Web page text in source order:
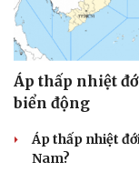
Áp thấp nhiệt
biển động
Áp thấp nhiệt
Nam?